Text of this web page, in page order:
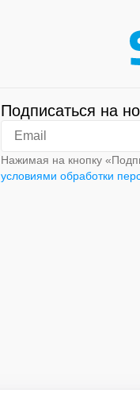
Подписаться на
Нажимая на кнопку
условиями обработки